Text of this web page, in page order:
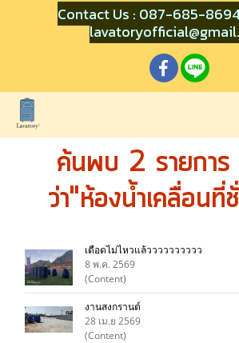
Contact Us : 087-685-
ค้นพบ 2 รายการ
ว่า"ห้องน้ำเคลื่อนที่
เดือดไม่ไหวแล้วววววววววว
8 พ.ค. 2569
(Content)
งานสงกรานต์
28 เม.ย 2569
(Content)